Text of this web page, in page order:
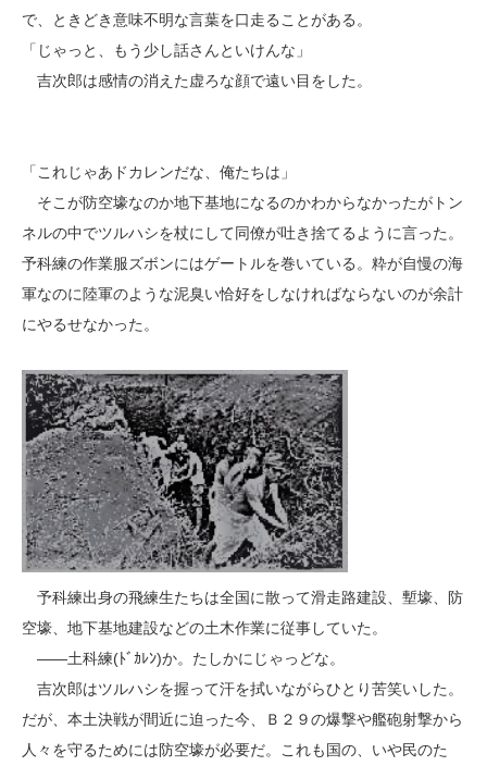
で、ときどき意味不明な言葉を口走ることがある。
「じゃっと、もう少し話さんといけんな」
吉次郎は感情の消えた虚ろな顔で遠い目をした。
「これじゃあドカレンだな、俺たちは」
そこが防空壕なのか地下基地になるのかわからなかったがトン
ネルの中でツルハシを杖にして同僚が吐き捨てるように言った。
予科練の作業服ズボンにはゲートルを巻いている。粋が自慢の海
軍なのに陸軍のような泥臭い恰好をしなければならないのが余計
にやるせなかった。
予科練出身の飛練生たちは全国に散って滑走路建設、塹壕、防
空壕、地下基地建設などの土木作業に従事していた。
――土科練(ﾄﾞｶﾚﾝ)か。たしかにじゃっどな。
吉次郎はツルハシを握って汗を拭いながらひとり苦笑いした。
だが、本土決戦が間近に迫った今、Ｂ２９の爆撃や艦砲射撃から
人々を守るためには防空壕が必要だ。これも国の、いや民のた